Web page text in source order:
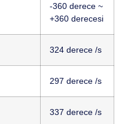
-360 derece ~
+360 derecesi
324 derece /s
297 derece /s
337 derece /s